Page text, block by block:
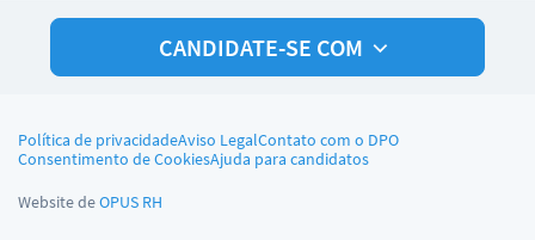
CANDIDATE-SE COM
Política de privacidadeAviso LegalContato com o DPO
Consentimento de CookiesAjuda para candidatos
Website deOPUS RH